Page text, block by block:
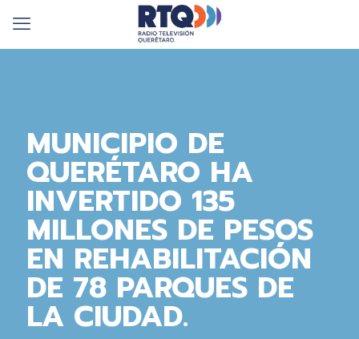
MUNICIPIO DE
QUERÉTARO HA
INVERTIDO 135
MILLONES DE PESOS
EN REHABILITACIÓN
DE 78 PARQUES DE
LA CIUDAD.